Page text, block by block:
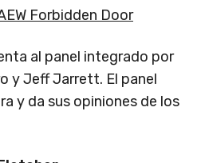
Forbidden Door
al panel integrado por
y Jeff Jarrett. El panel
y da sus opiniones de los